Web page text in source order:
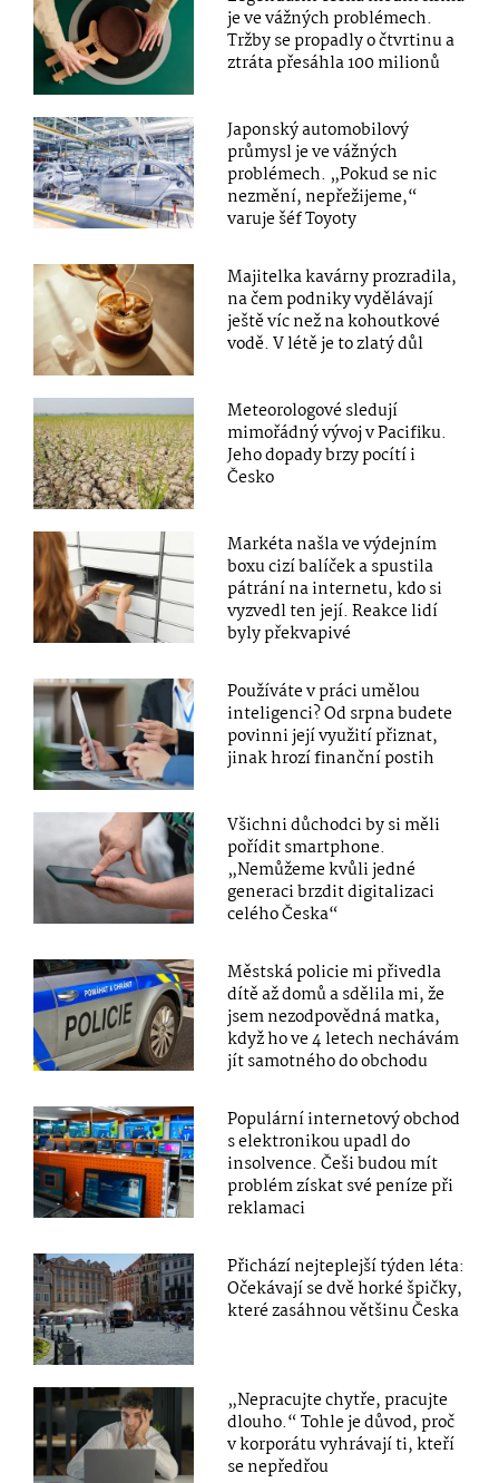
je ve vážných problémech.
Tržby se propadly o čtvrtinu a
ztráta přesáhla 100 milionů
Japonský automobilový
průmysl je ve vážných
problémech. „Pokud se nic
nezmění, nepřežijeme,“
varuje šéf Toyoty
Majitelka kavárny prozradila,
na čem podniky vydělávají
ještě víc než na kohoutkové
vodě. V létě je to zlatý důl
Meteorologové sledují
mimořádný vývoj v Pacifiku.
Jeho dopady brzy pocítí i
Česko
Markéta našla ve výdejním
boxu cizí balíček a spustila
pátrání na internetu, kdo si
vyzvedl ten její. Reakce lidí
byly překvapivé
Používáte v práci umělou
inteligenci? Od srpna budete
povinni její využití přiznat,
jinak hrozí finanční postih
Všichni důchodci by si měli
pořídit smartphone.
„Nemůžeme kvůli jedné
generaci brzdit digitalizaci
celého Česka“
Městská policie mi přivedla
dítě až domů a sdělila mi, že
jsem nezodpovědná matka,
když ho ve 4 letech nechávám
jít samotného do obchodu
Populární internetový obchod
s elektronikou upadl do
insolvence. Češi budou mít
problém získat své peníze při
reklamaci
Přichází nejteplejší týden léta:
Očekávají se dvě horké špičky,
které zasáhnou většinu Česka
„Nepracujte chytře, pracujte
dlouho.“ Tohle je důvod, proč
v korporátu vyhrávají ti, kteří
se nepředřou